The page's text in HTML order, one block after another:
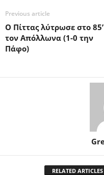
Previous article
Ο Πίττας λύτρωσε στο 85’
τον Απόλλωνα (1-0 την
Πάφο)
RELATED ARTICLES